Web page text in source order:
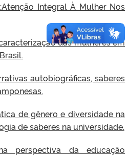
Integral À Mulher Nos
das mulheres em
autobiográficas, saberes
de gênero e diversidade na
de saberes na universidade.
perspectiva da educação